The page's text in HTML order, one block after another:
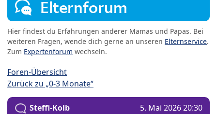
Elternforum
Hier findest du Erfahrungen anderer Mamas und Papas. Bei
weiteren Fragen, wende dich gerne an unseren Elternservice.
Zum Expertenforum wechseln.
Foren-Übersicht
Zurück zu „0-3 Monate“
Steffi-Kolb 5. Mai 2026 20:30